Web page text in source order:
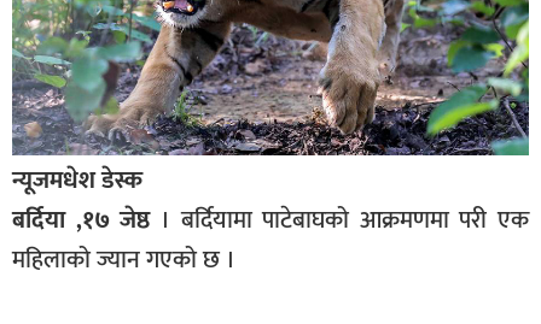
राजनीति
प्रमुख
समाचार
राष्ट्रिय
अन्तराष्ट्रिय
अन्तरबार्ता
न्यूजमधेश डेस्क
बर्दिया ,१७ जेष्ठ। बर्दियामा पाटेबाघको आक्रमणमा परी एक
महिलाको ज्यान गएको छ ।